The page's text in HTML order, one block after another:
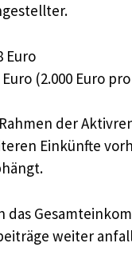
Euro
(2.000 Euro
der
Einkünfte
das
weiter